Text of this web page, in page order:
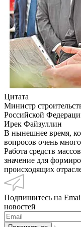
Цитата
Министр
Российской
Ирек Файзуллин
В нынешнее время,
вопросов очень
Работа средств
значение для
происходящих
Подпишитесь на
новостей